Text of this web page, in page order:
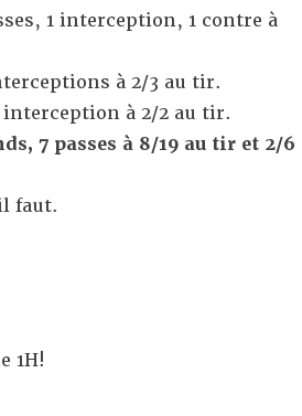
1 interception, 1 contre à
à 2/3 au tir.
interception à 2/2 au tir.
7 passes à 8/19 au tir et 2/6
faut.
1H!